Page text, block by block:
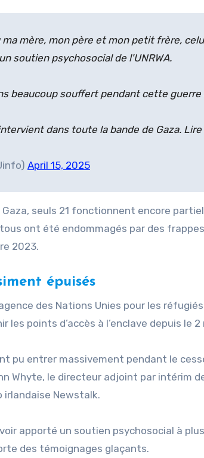
mère, mon père et mon petit frère,
soutien psychosocial de l'UNRWA.
beaucoup souffert pendant cette
dans toute la bande de Gaza.
April 15, 2025
seuls 21 fonctionnent encore
ont été endommagés par des
2023.
épuisés
des Nations Unies pour les
les points d’accès à l’enclave depuis le 2
pu entrer massivement pendant le
Whyte, le directeur adjoint par intérim
irlandaise Newstalk.
apporté un soutien psychosocial à
des témoignages glaçants.